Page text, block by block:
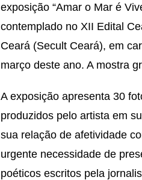
exposição “Amar o Mar é
contemplado no XII Edital
Ceará (Secult Ceará), em
março deste ano. A mostra
A exposição apresenta 30
produzidos pelo artista em
sua relação de afetividade
urgente necessidade de
poéticos escritos pela